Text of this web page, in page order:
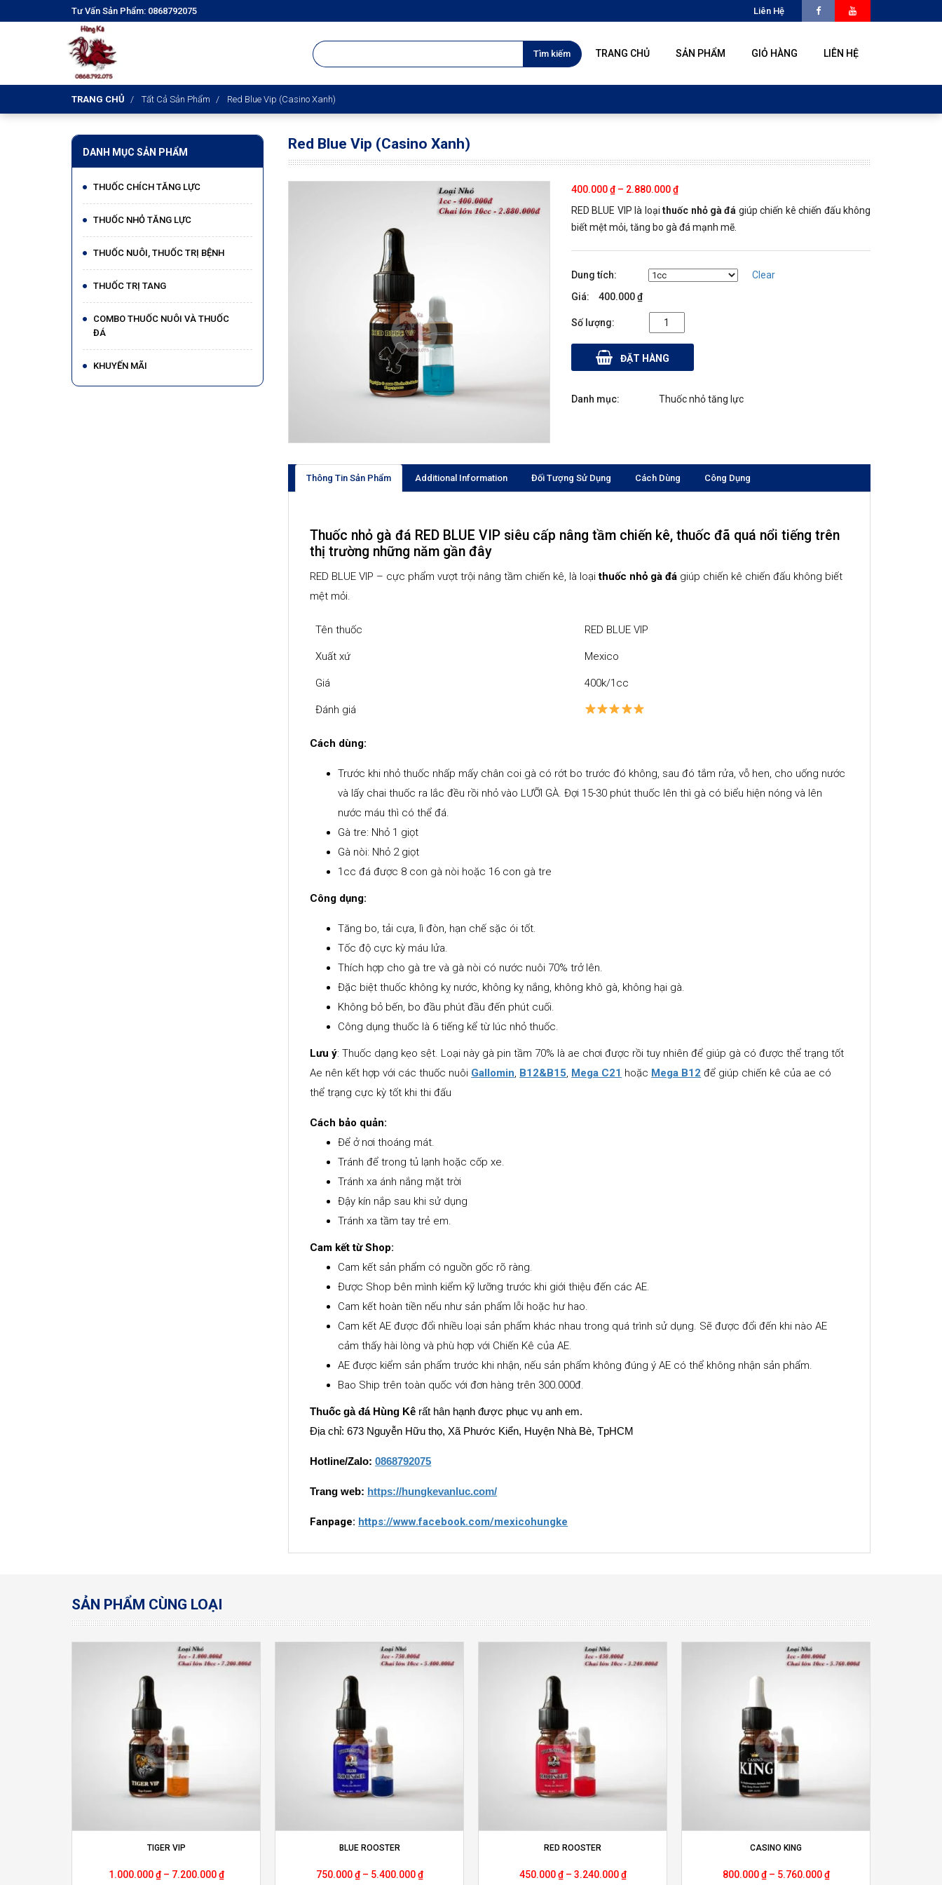
Tư Vấn Sản Phẩm: 0868792075 Liên Hệ
TÌM
KIẾM
CHO:
TRANG CHỦ SẢN PHẨM GIỎ HÀNG LIÊN HỆ
TRANG CHỦ Tất Cả Sản Phẩm Red Blue Vip (Casino Xanh)
DANH MỤC SẢN PHẨM
THUỐC CHÍCH TĂNG LỰC
THUỐC NHỎ TĂNG LỰC
THUỐC NUÔI, THUỐC TRỊ BỆNH​
THUỐC TRỊ TANG
COMBO THUỐC NUÔI VÀ THUỐC
ĐÁ
KHUYẾN MÃI
Red Blue Vip (Casino Xanh)
400.000₫– 2.880.000₫
RED BLUE VIP là loạithuốc nhỏ gà đá giúp chiến kê chiến đấu không
biết mệt mỏi, tăng bo gà đá mạnh mẽ.
Dung tích
Clear
400.000₫
Red Blue Vip
(Casino Xanh)
ĐẶT HÀNG
Danh mục: Thuốc nhỏ tăng lực
Thông Tin Sản Phẩm Additional Information Đối Tượng Sử Dụng Cách Dùng Công Dụng
Thuốc nhỏ gà đá RED BLUE VIP siêu cấp nâng tầm chiến kê, thuốc đã quá nổi tiếng trên
thị trường những năm gần đây
RED BLUE VIP – cực phẩm vượt trội nâng tầm chiến kê, là loạithuốc nhỏ gà đá giúp chiến kê chiến đấu không biết
mệt mỏi.
Tên thuốc RED BLUE VIP
Xuất xứ Mexico
Giá 400k/1cc
Đánh giá
Cách dùng:
Trước khi nhỏ thuốc nhấp mấy chân coi gà có rớt bo trước đó không, sau đó tắm rửa, vỗ hen, cho uống nước
và lấy chai thuốc ra lắc đều rồi nhỏ vào LƯỠI GÀ. Đợi 15-30 phút thuốc lên thì gà có biểu hiện nóng và lên
nước máu thì có thể đá.
Gà tre: Nhỏ 1 giọt
Gà nòi: Nhỏ 2 giọt
1cc đá được 8 con gà nòi hoặc 16 con gà tre
Công dụng:
Tăng bo, tải cựa, lì đòn, hạn chế sặc ói tốt.
Tốc độ cực kỳ máu lửa.
Thích hợp cho gà tre và gà nòi có nước nuôi 70% trở lên.
Đặc biệt thuốc không kỵ nước, không kỵ nắng, không khô gà, không hại gà.
Không bỏ bến, bo đầu phút đầu đến phút cuối.
Công dụng thuốc là 6 tiếng kể từ lúc nhỏ thuốc.
Lưu ý: Thuốc dạng kẹo sệt. Loại này gà pin tầm 70% là ae chơi được rồi tuy nhiên để giúp gà có được thể trạng tốt
Ae nên kết hợp với các thuốc nuôi Gallomin, B12&B15, Mega C21 hoặc Mega B12 để giúp chiến kê của ae có
thể trạng cực kỳ tốt khi thi đấu
Cách bảo quản:
Để ở nơi thoáng mát.
Tránh để trong tủ lạnh hoặc cốp xe.
Tránh xa ánh nắng mặt trời
Đậy kín nắp sau khi sử dụng
Tránh xa tầm tay trẻ em.
Cam kết từ Shop:
Cam kết sản phẩm có nguồn gốc rõ ràng.
Được Shop bên mình kiểm kỹ lưỡng trước khi giới thiệu đến các AE.
Cam kết hoàn tiền nếu như sản phẩm lỗi hoặc hư hao.
Cam kết AE được đổi nhiều loại sản phẩm khác nhau trong quá trình sử dụng. Sẽ được đổi đến khi nào AE
cảm thấy hài lòng và phù hợp với Chiến Kê của AE.
AE được kiểm sản phẩm trước khi nhận, nếu sản phẩm không đúng ý AE có thể không nhận sản phẩm.
Bao Ship trên toàn quốc với đơn hàng trên 300.000đ.
Thuốc gà đá Hùng Kê rất hân hạnh được phục vụ anh em.
Địa chỉ: 673 Nguyễn Hữu thọ, Xã Phước Kiển, Huyện Nhà Bè, TpHCM
Hotline/Zalo: 0868792075
Trang web: https://hungkevanluc.com/
Fanpage: https://www.facebook.com/mexicohungke
SẢN PHẨM CÙNG LOẠI
TIGER VIP
1.000.000₫– 7.200.000₫
BLUE ROOSTER
750.000₫– 5.400.000₫
RED ROOSTER
450.000₫– 3.240.000₫
CASINO KING
800.000₫– 5.760.000₫